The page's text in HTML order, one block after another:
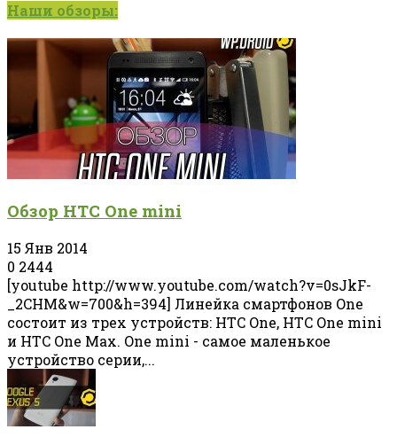
Наши обзоры:
Обзор HTC One mini
15 Янв 2014
0 2444
[youtube http://www.youtube.com/watch?v=0sJkF-
_2CHM&w=700&h=394] Линейка смартфонов One
состоит из трех устройств: HTC One, HTC One mini
и HTC One Max. One mini - самое маленькое
устройство серии,...